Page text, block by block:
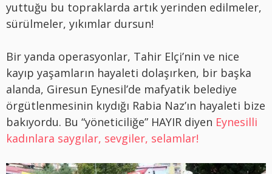
yuttuğu bu topraklarda artık yerinden edilmeler,
sürülmeler, yıkımlar dursun!
Bir yanda operasyonlar, Tahir Elçi’nin ve nice
kayıp yaşamların hayaleti dolaşırken, bir başka
alanda, Giresun Eynesil’de mafyatik belediye
örgütlenmesinin kıydığı Rabia Naz’ın hayaleti bize
bakıyordu. Bu “yöneticiliğe” HAYIR diyen Eynesilli
kadınlara saygılar, sevgiler, selamlar!